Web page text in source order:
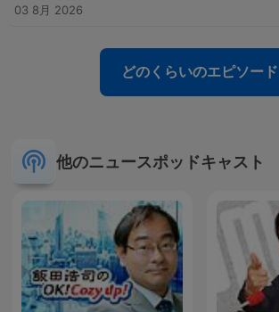
03 8月 2026
どのくらいのエピソード
他のニュースポッドキャスト